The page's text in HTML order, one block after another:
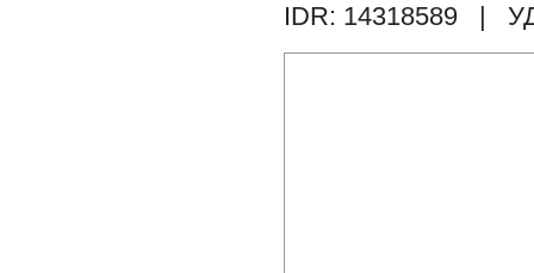
IDR: 14318589 |